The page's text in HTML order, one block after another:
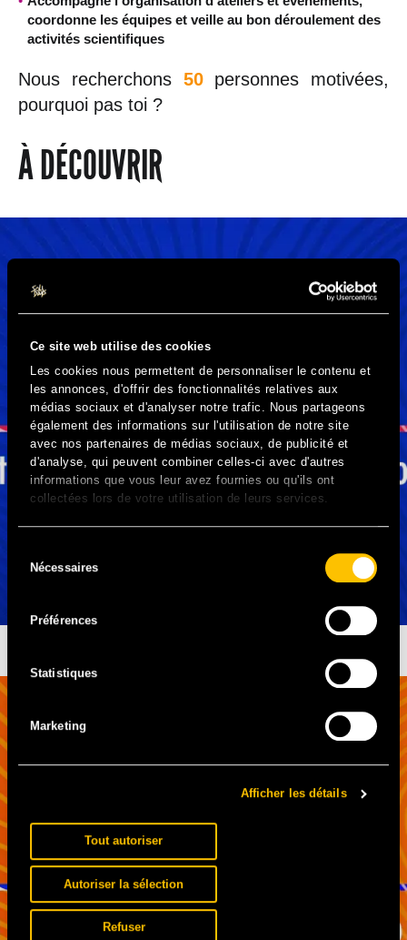
Ce site web utilise des cookies
Les cookies nous permettent de personnaliser le contenu et
les annonces, d'offrir des fonctionnalités relatives aux
médias sociaux et d'analyser notre trafic. Nous partageons
également des informations sur l'utilisation de notre site
avec nos partenaires de médias sociaux, de publicité et
d'analyse, qui peuvent combiner celles-ci avec d'autres
informations que vous leur avez fournies ou qu'ils ont
collectées lors de votre utilisation de leurs services.
duNécessaires
Préférences
Statistiques
Marketing
Afficher les détails
Tout autoriser
Autoriser la sélection
Refuser
coordonne les équipes et veille au bon déroulement des
activités scientifiques
Nous recherchons 50personnes motivées,
pourquoi pas toi ?
À DÉCOUVRIR